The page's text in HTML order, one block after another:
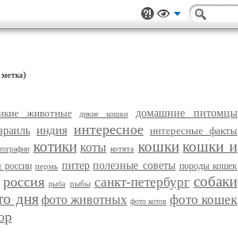
метка)
животные дикие кошки домашние питомцы
индия интересное интересные факты
котики коты котята кошки кошки и
россии пермь питер полезные советы породы кошек
россия рыба рыбы санкт-петербург собаки
дня фото животных фото котов фото кошек